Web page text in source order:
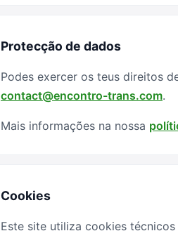
Protecção de dados
Podes exercer os teus direitos
contact@encontro-trans.com.
Mais informações na nossa
Cookies
Este site utiliza cookies